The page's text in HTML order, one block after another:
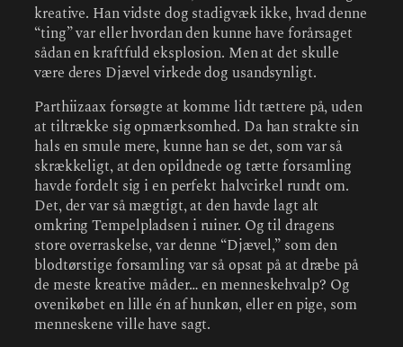
kreative. Han vidste dog stadigvæk ikke, hvad denne
“ting” var eller hvordan den kunne have forårsaget
sådan en kraftfuld eksplosion. Men at det skulle
være deres Djævel virkede dog usandsynligt.
Parthiizaax forsøgte at komme lidt tættere på, uden
at tiltrække sig opmærksomhed. Da han strakte sin
hals en smule mere, kunne han se det, som var så
skrækkeligt, at den opildnede og tætte forsamling
havde fordelt sig i en perfekt halvcirkel rundt om.
Det, der var så mægtigt, at den havde lagt alt
omkring Tempelpladsen i ruiner. Og til dragens
store overraskelse, var denne “Djævel,” som den
blodtørstige forsamling var så opsat på at dræbe på
de meste kreative måder… en menneskehvalp? Og
ovenikøbet en lille én af hunkøn, eller en pige, som
menneskene ville have sagt.